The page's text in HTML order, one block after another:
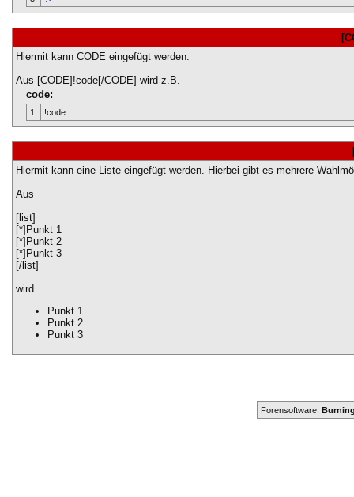
Hiermit kann CODE eingefügt werden.
Aus [CODE]!code[/CODE] wird z.B.
code:
1: !code
Hiermit kann eine Liste eingefügt werden. Hierbei gibt es mehrere
Aus
[list]
[*]Punkt 1
[*]Punkt 2
[*]Punkt 3
[/list]
wird
Punkt 1
Punkt 2
Punkt 3
Forensoftware: